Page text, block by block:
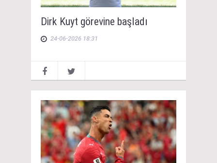
Dirk Kuyt görevine başladı
24-06-2026 18:31